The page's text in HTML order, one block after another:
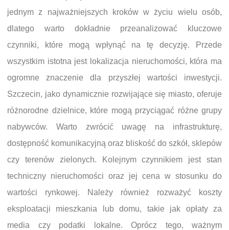
jednym z najważniejszych kroków w życiu wielu osób,
dlatego warto dokładnie przeanalizować kluczowe
czynniki, które mogą wpłynąć na tę decyzję. Przede
wszystkim istotna jest lokalizacja nieruchomości, która ma
ogromne znaczenie dla przyszłej wartości inwestycji.
Szczecin, jako dynamicznie rozwijające się miasto, oferuje
różnorodne dzielnice, które mogą przyciągać różne grupy
nabywców. Warto zwrócić uwagę na infrastrukturę,
dostępność komunikacyjną oraz bliskość do szkół, sklepów
czy terenów zielonych. Kolejnym czynnikiem jest stan
techniczny nieruchomości oraz jej cena w stosunku do
wartości rynkowej. Należy również rozważyć koszty
eksploatacji mieszkania lub domu, takie jak opłaty za
media czy podatki lokalne. Oprócz tego, ważnym